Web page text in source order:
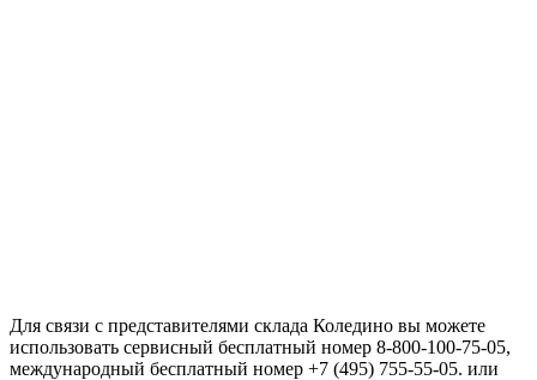
Для связи с представителями склада Коледино вы можете
использовать сервисный бесплатный номер 8-800-100-75-05,
международный бесплатный номер +7 (495) 755-55-05. или